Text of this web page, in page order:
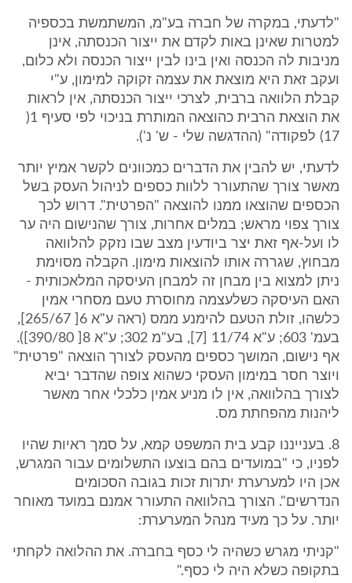
"לדעתי, במקרה של חברה בע"מ, המשתמשת בכספיה
למטרות שאינן באות לקדם את ייצור הכנסתה, אינן
מניבות לה הכנסה ואין בינו לבין ייצור הכנסה ולא כלום,
ועקב זאת היא מוצאת את עצמה זקוקה למימון, ע"י
קבלת הלוואה ברבית, לצרכי ייצור הכנסתה, אין לראות
את הוצאת הרבית כהוצאה המותרת בניכוי לפי סעיף 1(
17) לפקודה" (ההדגשה שלי - ש' נ').
לדעתי, יש להבין את הדברים כמכוונים לקשר אמיץ יותר
מאשר צורך שהתעורר ללוות כספים לניהול העסק בשל
הכספים שהוצאו ממנו להוצאה "הפרטית". דרוש לכך
צורך צפוי מראש; במלים אחרות, צורך שהנישום היה ער
לו ועל-אף זאת יצר ביודעין מצב שבו נזקק להלוואה
מבחוץ, שגררה אותו להוצאות מימון. הקבלה מסוימת
ניתן למצוא בין מבחן זה למבחן העיסקה המלאכותית -
האם העיסקה כשלעצמה מחוסרת טעם מסחרי אמין
כלשהו, זולת הטעם להימנע ממס (ראה ע"א 6[ 265/67],
בעמ' 603; ע"א 11/74 [7], בע"מ 302; ע"א 8[ 390/80]).
אף נישום, המושך כספים מהעסק לצורך הוצאה "פרטית"
ויוצר חסר במימון העסקי כשהוא צופה שהדבר יביא
לצורך בהלוואה, אין לו מניע אמין כלכלי אחר מאשר
ליהנות מהפחתת מס.
8. בענייננו קבע בית המשפט קמא, על סמך ראיות שהיו
לפניו, כי "במועדים בהם בוצעו התשלומים עבור המגרש,
אכן היו למערערת יתרות זכות בגובה הסכומים
הנדרשים". הצורך בהלוואה התעורר אמנם במועד מאוחר
יותר. על כך מעיד מנהל המערערת:
"קניתי מגרש כשהיה לי כסף בחברה. את ההלואה לקחתי
בתקופה כשלא היה לי כסף."